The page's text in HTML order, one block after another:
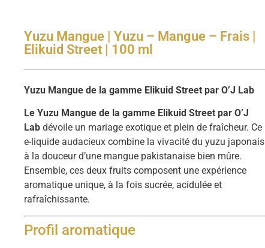
Yuzu Mangue | Yuzu – Mangue – Frais |
Elikuid Street | 100 ml
Yuzu Mangue de la gamme Elikuid Street par O’J Lab
Le Yuzu Mangue de la gamme Elikuid Street par O’J
Lab dévoile un mariage exotique et plein de fraîcheur. Ce
e-liquide audacieux combine la vivacité du yuzu japonais
à la douceur d’une mangue pakistanaise bien mûre.
Ensemble, ces deux fruits composent une expérience
aromatique unique, à la fois sucrée, acidulée et
rafraîchissante.
Profil aromatique